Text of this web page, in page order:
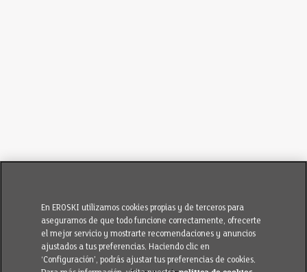
En EROSKI utilizamos cookies propias y de terceros para
asegurarnos de que todo funcione correctamente, ofrecerte
el mejor servicio y mostrarte recomendaciones y anuncios
ajustados a tus preferencias. Haciendo clic en
‘Configuración’, podrás ajustar tus preferencias de cookies.